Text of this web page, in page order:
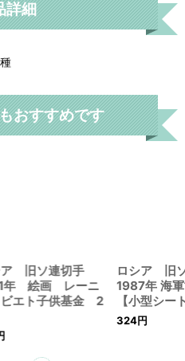
詳細
おすすめです
ア 旧ソ連切手
年 絵画 レーニ
ビエト子供基金 2
ロシア 旧
1987年 海
【小型シー
324円